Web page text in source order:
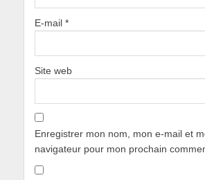
E-mail *
Site web
Enregistrer mon nom, mon e-mail et
navigateur pour mon prochain